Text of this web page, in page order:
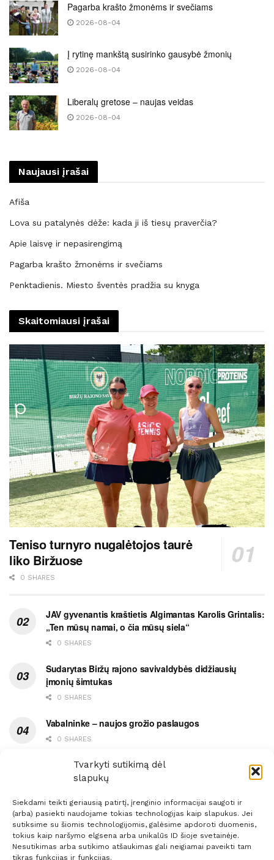
Tvarkyti sutikimą dėl
slapukų
Siekdami teikti geriausią patirtį, įrenginio informacijai saugoti ir
(arba) pasiekti naudojame tokias technologijas kaip slapukus. Jei
sutiksime su šiomis technologijomis, galėsime apdoroti duomenis,
tokius kaip naršymo elgsena arba unikalūs ID šioje svetainėje.
Nesutikimas arba sutikimo atšaukimas gali neigiamai paveikti tam
tikras funkcijas ir funkcijas.
Pagarba krašto žmonėms ir svečiams
2026-08-04
Į rytinę mankštą susirinko gausybė žmonių
2026-08-04
Liberalų gretose – naujas veidas
2026-08-04
Naujausi įrašai
Afiša
Lova su patalynės dėže: kada ji iš tiesų praverčia?
Apie laisvę ir nepasirengimą
Pagarba krašto žmonėms ir svečiams
Penktadienis. Miesto šventės pradžia su knyga
Skaitomiausi įrašai
Teniso turnyro nugalėtojos taurė
liko Biržuose
0 SHARES
JAV gyvenantis kraštietis Algimantas Karolis Grintalis:
„Ten mūsų namai, o čia mūsų siela“
0 SHARES
Sudarytas Biržų rajono savivaldybės didžiausių
įmonių šimtukas
0 SHARES
Vabalninke – naujos grožio paslaugos
0 SHARES
Vytauto gatvės grimasos, arba užsitęsusi Biržų gėda
0 SHARES
Prenumerata Reklama